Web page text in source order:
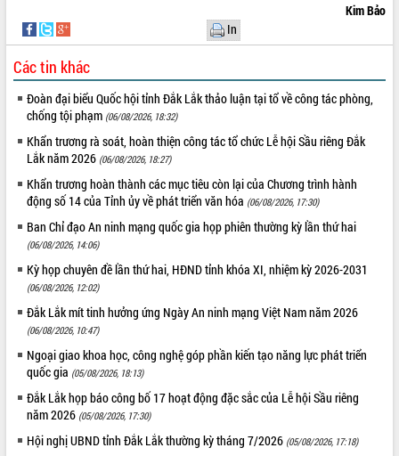
nhất, Quốc hội khóa XVI
Quyết liệt cải cách hành chính, khơi
thông nguồn lực phát triển
Nâng cao hiệu lực, hiệu quả HĐND
tỉnh thông qua hiện đại hóa hành chính
Xã Ea Phê gắn cải cách hành chính với
chuyển đổi số
Phó Chủ tịch Thường trực UBND tỉnh
Hồ Thị Nguyên Thảo làm việc tại Trung
tâm Phục vụ hành chính công xã Ea
Phê
Xây dựng nền hành chính số đồng
hành cùng nông dân dân, doanh nghiệp
Giai đoạn 2026-2030, Đắk Lắk phấn
đấu có 77% xã đạt chuẩn nông thôn
mới
Chuyển đổi số 'mở đường' cho nông
nghiệp Đắk Lắk tăng trưởng bứt phá
Triển khai đồng bộ đo đạc, lập hồ sơ
địa chính, hoàn thiện cơ sở dữ liệu đất
đai
Ứng dụng sinh trắc học - Bước tiến
Kim Bảo
In
Các tin khác
Đoàn đại biểu Quốc hội tỉnh Đắk Lắk thảo luận tại tổ về công tác phòng,
chống tội phạm (06/08/2026, 18:32)
Khẩn trương rà soát, hoàn thiện công tác tổ chức Lễ hội Sầu riêng Đắk
Lắk năm 2026 (06/08/2026, 18:27)
Khẩn trương hoàn thành các mục tiêu còn lại của Chương trình hành
động số 14 của Tỉnh ủy về phát triển văn hóa (06/08/2026, 17:30)
Ban Chỉ đạo An ninh mạng quốc gia họp phiên thường kỳ lần thứ hai
(06/08/2026, 14:06)
Kỳ họp chuyên đề lần thứ hai, HĐND tỉnh khóa XI, nhiệm kỳ 2026-2031
(06/08/2026, 12:02)
Đắk Lắk mít tinh hưởng ứng Ngày An ninh mạng Việt Nam năm 2026
(06/08/2026, 10:47)
Ngoại giao khoa học, công nghệ góp phần kiến tạo năng lực phát triển
quốc gia (05/08/2026, 18:13)
Đắk Lắk họp báo công bố 17 hoạt động đặc sắc của Lễ hội Sầu riêng
năm 2026 (05/08/2026, 17:30)
Hội nghị UBND tỉnh Đắk Lắk thường kỳ tháng 7/2026 (05/08/2026, 17:18)